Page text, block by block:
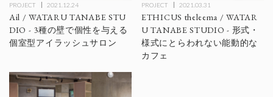
PROJECT 2021.12.24
Ail / WATARU TANABE STU
DIO - 3種の壁で個性を与える
個室型アイラッシュサロン
PROJECT 2021.03.31
ETHICUS theleema / WATAR
U TANABE STUDIO - 形式・
様式にとらわれない能動的な
カフェ